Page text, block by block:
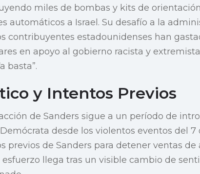
miles de bombas y kits de
automáticos a Israel. Su desafío a la
contribuyentes estadounidenses han
en apoyo al gobierno racista y
basta”.
y Intentos Previos
de Sanders sigue a un período de
desde los violentos eventos del 7
previos de Sanders para detener ventas de
llega tras un visible cambio de